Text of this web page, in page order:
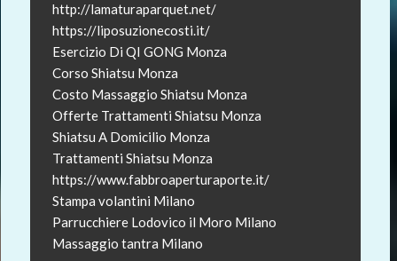
http://lamaturaparquet.net/
https://liposuzionecosti.it/
Esercizio Di QI GONG Monza
Corso Shiatsu Monza
Costo Massaggio Shiatsu Monza
Offerte Trattamenti Shiatsu Monza
Shiatsu A Domicilio Monza
Trattamenti Shiatsu Monza
https://www.fabbroaperturaporte.it/
Stampa volantini Milano
Parrucchiere Lodovico il Moro Milano
Massaggio tantra Milano